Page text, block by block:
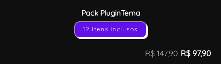
Pack PluginTema
12 itens inclusos
R$147,90 R$ 97,90